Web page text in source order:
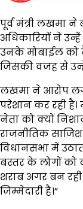
पूर्व मंत्री लखमा
अधिकारियों ने उन्हें
उनके मोबाईल को
जिसकी वजह से
लखमा ने आरोप
परेशान कर रही
नेता को क्यों
राजनीतिक
विधानसभा में
बस्तर के लोगों को
शराब अगर बन
जिम्मेदारी है।”